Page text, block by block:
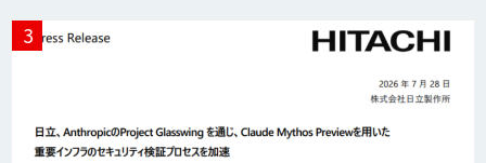
生成AIの業務活用は「Safe AI